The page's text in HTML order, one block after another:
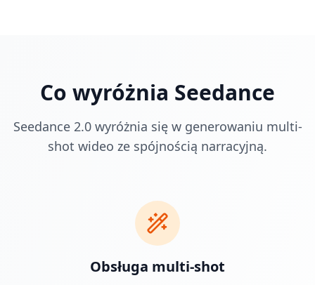
Co wyróżnia Seedance
Seedance 2.0 wyróżnia się w generowaniu multi-
shot wideo ze spójnością narracyjną.
Obsługa multi-shot